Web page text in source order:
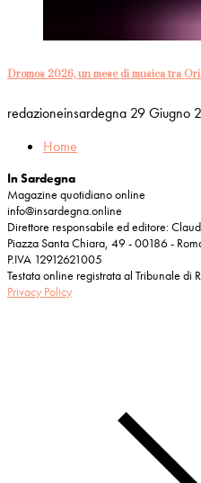
Dromos 2026, un mese di musica tra
redazioneinsardegna 29 Giugno
Home
In Sardegna
Magazine quotidiano online
info@insardegna.online
Direttore responsabile ed editore:
Piazza Santa Chiara, 49 - 00186 -
P.IVA 12912621005
Testata online registrata al Tribunale di
Privacy Policy